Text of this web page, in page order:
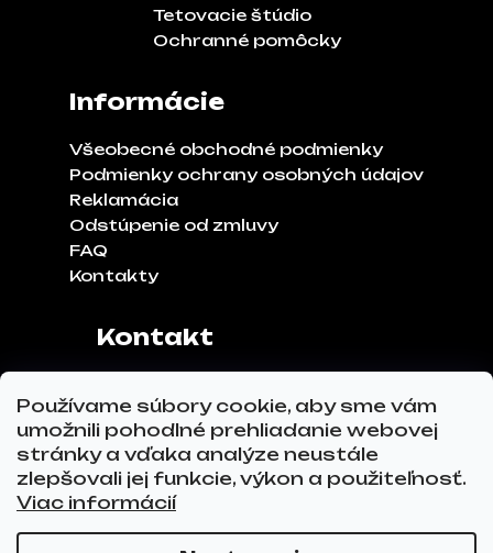
Používame súbory cookie, aby sme vám
umožnili pohodlné prehliadanie webovej
stránky a vďaka analýze neustále
zlepšovali jej funkcie, výkon a použiteľnosť.
Viac informácií
Tetovacie štúdio
Ochranné pomôcky
Informácie
Všeobecné obchodné podmienky
Podmienky ochrany osobných údajov
Reklamácia
Odstúpenie od zmluvy
FAQ
Kontakty
Kontakt
Hviezdoslavov
Tel.č.:0911 271 302
Email:info@glovez.sk